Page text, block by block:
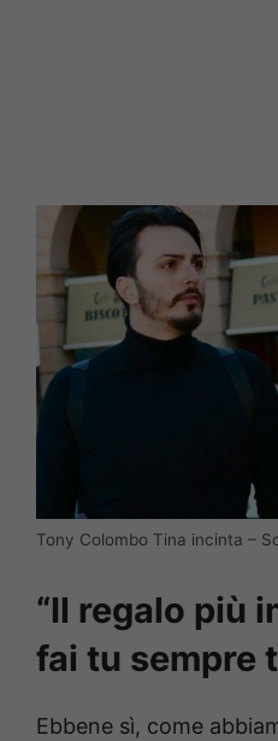
Tony Colombo Tina incinta –
“Il regalo più
fai tu sempre
Ebbene sì, come